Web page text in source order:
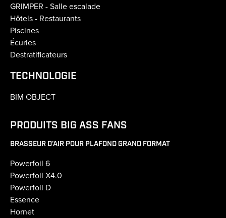
GRIMPER - Salle escalade
Hôtels - Restaurants
Piscines
Écuries
Destratificateurs
TECHNOLOGIE
BIM OBJECT
PRODUITS BIG ASS FANS
BRASSEUR D'AIR POUR PLAFOND GRAND FORMAT
Powerfoil 6
Powerfoil X4.0
Powerfoil D
Essence
Hornet